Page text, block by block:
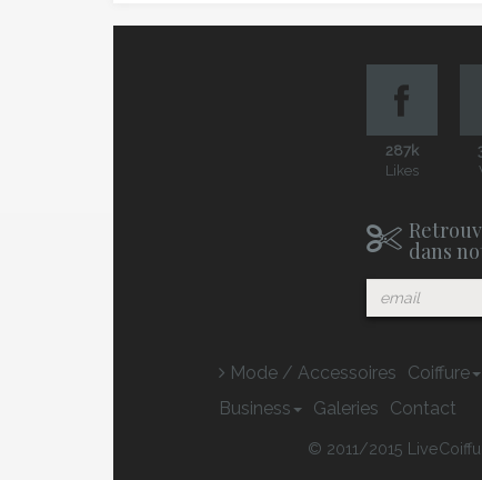
287k
Likes
dans
Mode / Accessoires Coiffure
Business
Galeries Contact
© 2011/2015